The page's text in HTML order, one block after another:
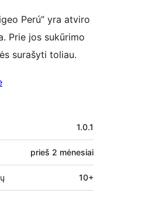
Perú” yra atviro
Prie jos sukūrimo
surašyti toliau.
1.0.1
prieš 2 mėnesiai
10+